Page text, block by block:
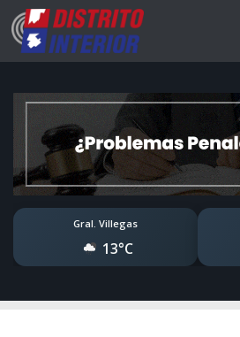
Gral. Villegas
13°C